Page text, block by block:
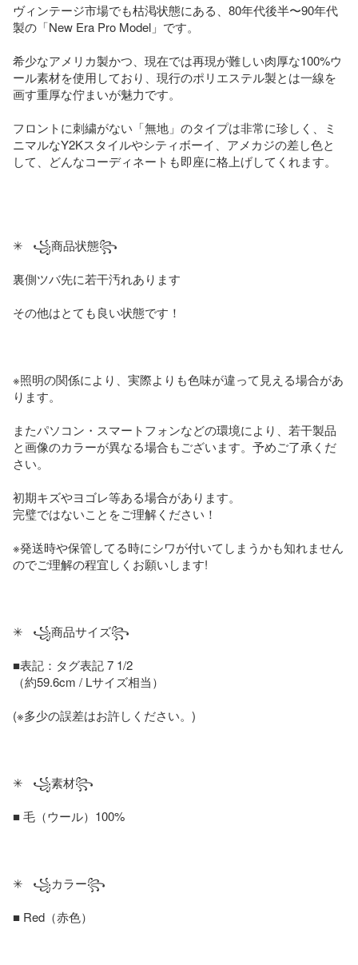
ヴィンテージ市場でも枯渇状態にある、80年代後半〜90年代
製の「New Era Pro Model」です。
希少なアメリカ製かつ、現在では再現が難しい肉厚な100%ウ
ール素材を使用しており、現行のポリエステル製とは一線を
画す重厚な佇まいが魅力です。
フロントに刺繍がない「無地」のタイプは非常に珍しく、ミ
ニマルなY2Kスタイルやシティボーイ、アメカジの差し色と
して、どんなコーディネートも即座に格上げしてくれます。
✳   ꧁商品状態꧂
裏側ツバ先に若干汚れあります
その他はとても良い状態です！
※照明の関係により、実際よりも色味が違って見える場合があ
ります。
またパソコン・スマートフォンなどの環境により、若干製品
と画像のカラーが異なる場合もございます。予めご了承くだ
さい。
初期キズやヨゴレ等ある場合があります。
完璧ではないことをご理解ください！
※発送時や保管してる時にシワが付いてしまうかも知れません
のでご理解の程宜しくお願いします!
✳   ꧁商品サイズ꧂
■表記：タグ表記 7 1/2
（約59.6cm / Lサイズ相当）
(※多少の誤差はお許しください。)
✳   ꧁素材꧂
■ 毛（ウール）100%
✳   ꧁カラー꧂
■ Red（赤色）